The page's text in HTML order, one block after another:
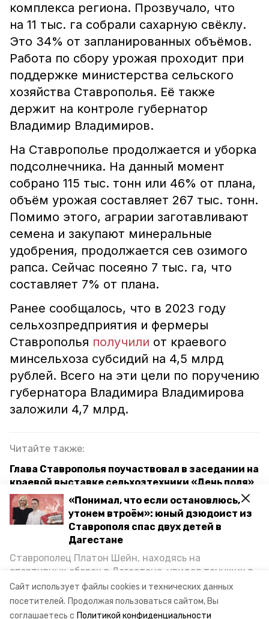
Сайт использует файлы cookies и технических данных
посетителей. Продолжая пользоваться сайтом, Вы
соглашаетесь с Политикой конфиденциальности
«Понимал, что если остановлюсь,
утонем втроём»: юный дзюдоист из
Ставрополя спас двух детей в
Дагестане
Ставрополец Платон Шейн, находясь на
спортивных сборах в Дегестане, увидел тонущих в
Каспийском море детей и бросился на помощь. По
возвращении домой, отважного мальчика
пригласили в министерство образования края и
комплекса региона. Прозвучало, что
на 11 тыс. га собрали сахарную свёклу.
Это 34% от запланированных объёмов.
Работа по сбору урожая проходит при
поддержке министерства сельского
хозяйства Ставрополья. Её также
держит на контроле губернатор
Владимир Владимиров.
На Ставрополье продолжается и уборка
подсолнечника. На данный момент
собрано 115 тыс. тонн или 46% от плана,
объём урожая составляет 267 тыс. тонн.
Помимо этого, аграрии заготавливают
семена и закупают минеральные
удобрения, продолжается сев озимого
рапса. Сейчас посеяно 7 тыс. га, что
составляет 7% от плана.
Ранее сообщалось, что в 2023 году
сельхозпредприятия и фермеры
Ставрополья получили от краевого
минсельхоза субсидий на 4,5 млрд
рублей. Всего на эти цели по поручению
губернатора Владимира Владимирова
заложили 4,7 млрд.
Читайте также:
Глава Ставрополья поучаствовал в заседании на
краевой выставке сельхозтехники «День поля»
Губернатор Владимиров: для прививочной
кампании на Ставрополье достаточно вакцин от
ставропольский край уборка свёклы
сельское хозяйство